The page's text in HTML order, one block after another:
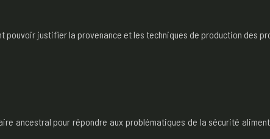
justifier la provenance et les techniques de production des
ancestral pour répondre aux problématiques de la sécurité